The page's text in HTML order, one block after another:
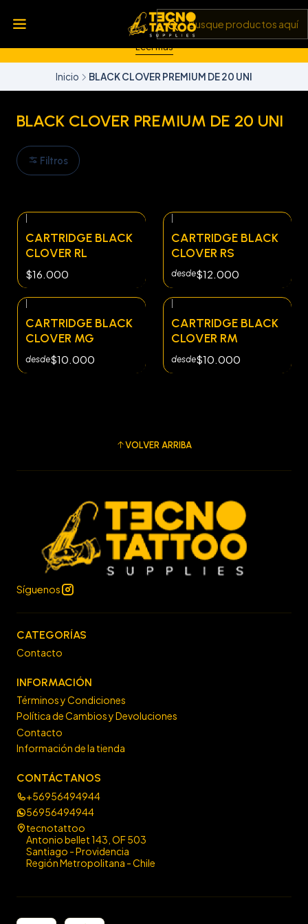
💥 Insumos, máquinas y tecnología de punta 💻 Todo lo que
necesitas para llevar tu arte al siguiente nivel 🎨 Calidad garantizada
Leer más
Inicio BLACK CLOVER PREMIUM DE 20 UNI
BLACK CLOVER PREMIUM DE 20 UNI
Filtros
|
CARTRIDGE BLACK
CLOVER RL
$16.000
|
CARTRIDGE BLACK
CLOVER RS
desde$12.000
CARTRIDGE BLACK
CLOVER MG
desde$10.000
CARTRIDGE BLACK
CLOVER RM
desde$10.000
VOLVER ARRIBA
Síguenos
CATEGORÍAS
Contacto
INFORMACIÓN
Términos y Condiciones
Política de Cambios y Devoluciones
Contacto
Información de la tienda
CONTÁCTANOS
+56956494944
56956494944
tecnotattoo
Antonio bellet 143, OF 503
Santiago - Providencia
Región Metropolitana - Chile